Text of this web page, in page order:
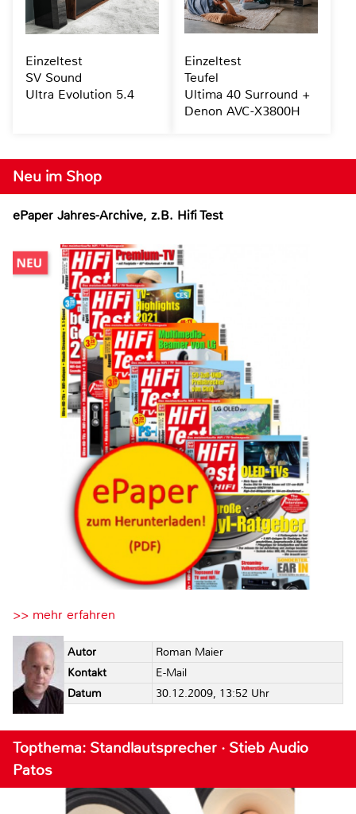
Neu im Shop
ePaper Jahres-Archive, z.B. Hifi Test
>> mehr erfahren
Autor
Roman Maier
Kontakt
E-Mail
Datum
30.12.2009, 13:52 Uhr
Topthema: Standlautsprecher · Stieb Audio
Patos
Einzeltest
SV Sound
Ultra Evolution 5.4
Einzeltest
Teufel
Ultima 40 Surround +
Denon AVC-X3800H